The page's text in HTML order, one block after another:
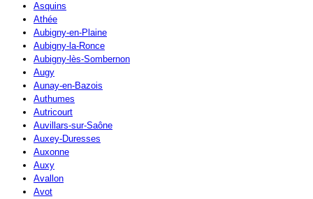
Asquins
Athée
Aubigny-en-Plaine
Aubigny-la-Ronce
Aubigny-lès-Sombernon
Augy
Aunay-en-Bazois
Authumes
Autricourt
Auvillars-sur-Saône
Auxey-Duresses
Auxonne
Auxy
Avallon
Avot